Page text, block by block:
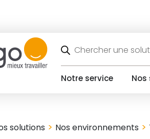
de
produits
Notre service
solutions > Nos environnements >